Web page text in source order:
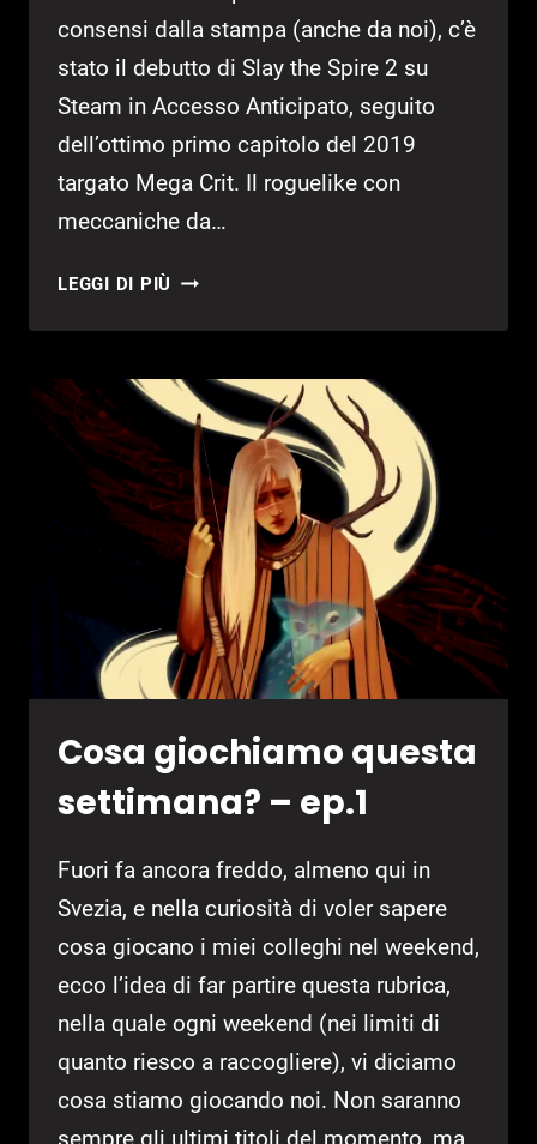
consensi dalla stampa (anche da noi), c’è
stato il debutto di Slay the Spire 2 su
Steam in Accesso Anticipato, seguito
dell’ottimo primo capitolo del 2019
targato Mega Crit. Il roguelike con
meccaniche da…
LEGGI DI PIÙ SLAY
SPIRE
DEBUTTO
FORTISSIMO
SU
STEAM,
SUPERATO
NETTAMENTE
MARATHON
Cosa giochiamo questa
settimana? – ep.1
Fuori fa ancora freddo, almeno qui in
Svezia, e nella curiosità di voler sapere
cosa giocano i miei colleghi nel weekend,
ecco l’idea di far partire questa rubrica,
nella quale ogni weekend (nei limiti di
quanto riesco a raccogliere), vi diciamo
cosa stiamo giocando noi. Non saranno
sempre gli ultimi titoli del momento, ma